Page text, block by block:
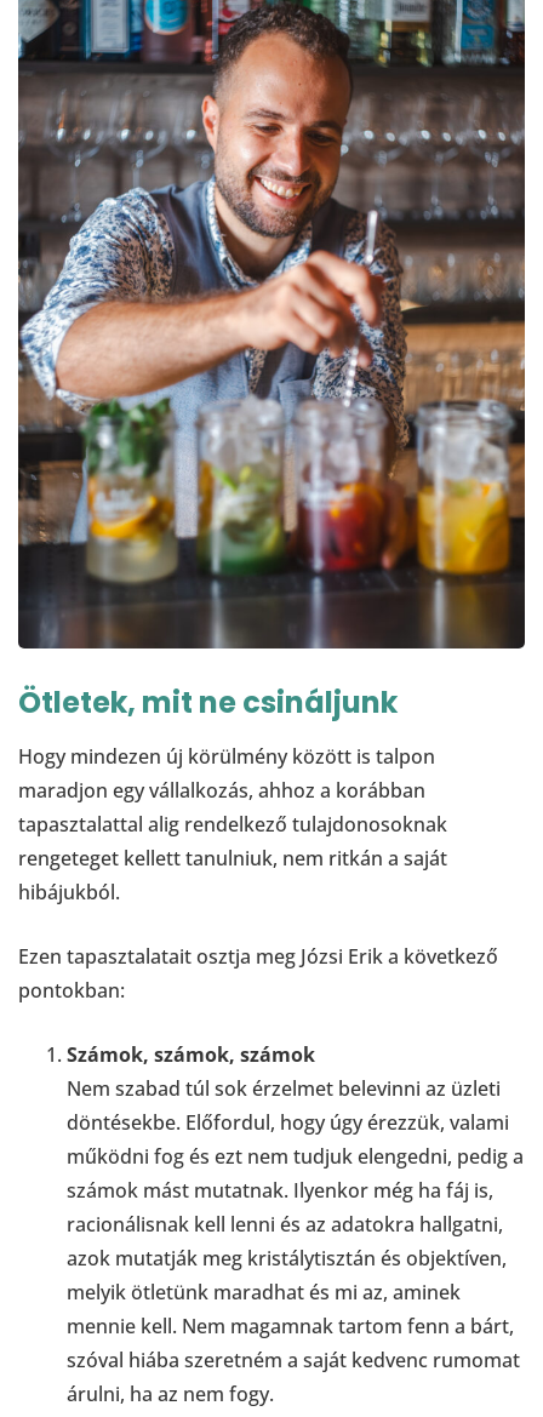
Ötletek, mit ne csináljunk
Hogy mindezen új körülmény között is talpon
maradjon egy vállalkozás, ahhoz a korábban
tapasztalattal alig rendelkező tulajdonosoknak
rengeteget kellett tanulniuk, nem ritkán a saját
hibájukból.
Ezen tapasztalatait osztja meg Józsi Erik a következő
pontokban:
Számok, számok, számok
Nem szabad túl sok érzelmet belevinni az üzleti
döntésekbe. Előfordul, hogy úgy érezzük, valami
működni fog és ezt nem tudjuk elengedni, pedig a
számok mást mutatnak. Ilyenkor még ha fáj is,
racionálisnak kell lenni és az adatokra hallgatni,
azok mutatják meg kristálytisztán és objektíven,
melyik ötletünk maradhat és mi az, aminek
mennie kell. Nem magamnak tartom fenn a bárt,
szóval hiába szeretném a saját kedvenc rumomat
árulni, ha az nem fogy.